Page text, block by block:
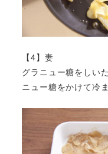
【4】妻
グラニュー糖をしい
ニュー糖をかけて冷ま